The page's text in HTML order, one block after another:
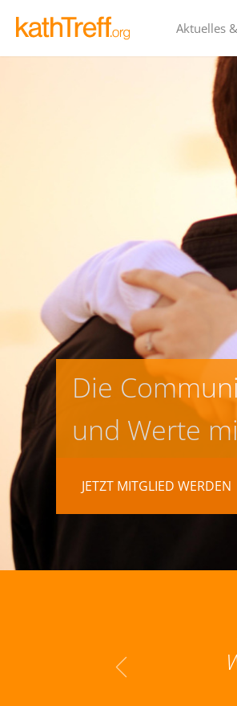
Aktuelles
Die
und Werte
JETZT MITGLIED WERDEN
haben. Wir wünschen